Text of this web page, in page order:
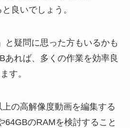
良いでしょう。
と疑問に思った方もいるかも
あれば、多くの作業を効率良
す。
の高解像度動画を編集する
64GBのRAMを検討すること